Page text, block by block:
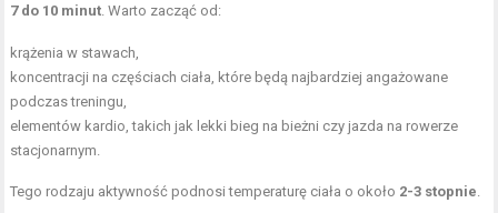
7 do 10 minut . Warto zacząć od:
krążenia w stawach,
koncentracji na częściach ciała, które będą najbardziej angażowane
podczas treningu,
elementów kardio, takich jak lekki bieg na bieżni czy jazda na rowerze
stacjonarnym.
Tego rodzaju aktywność podnosi temperaturę ciała o około 2-3 stopnie